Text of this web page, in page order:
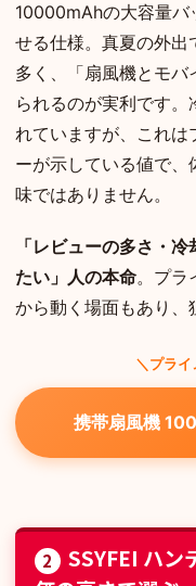
10000mAhの大容量バ
せる仕様。真夏の外出
多く、「扇風機とモ
られるのが実利です
れていますが、これは
ーが示している値で
味ではありません。
「レビューの多さ・
たい」人の本命。プラ
から動く場面もあり、
＼プラ
携帯扇風機
2
SSYFEI ハ